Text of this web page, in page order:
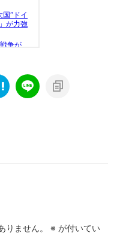
りません。 ※ が付いてい